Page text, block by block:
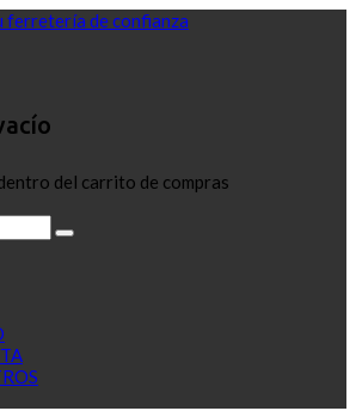
del carrito de compras